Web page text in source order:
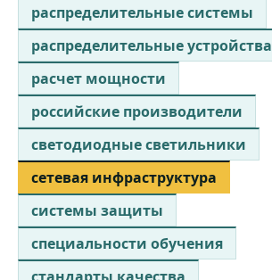
распределительные системы
распределительные устройства
расчет мощности
российские производители
светодиодные светильники
сетевая инфраструктура
системы защиты
специальности обучения